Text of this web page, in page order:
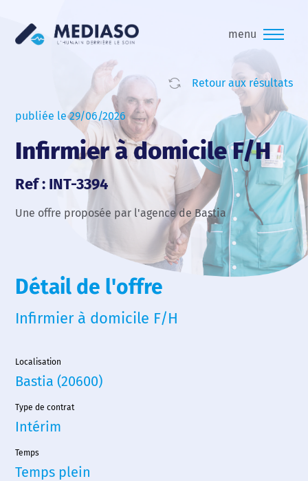
menu
Retour aux résultats
publiée le 29/06/2026
Infirmier à domicile F/H
Ref : INT-3394
Une offre proposée par l'agence de Bastia
Détail de l'offre
Infirmier à domicile F/H
Localisation
Bastia (20600)
Type de contrat
Intérim
Temps
Temps plein